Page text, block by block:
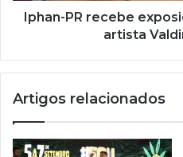
Iphan-PR recebe
artista
Artigos relacionados